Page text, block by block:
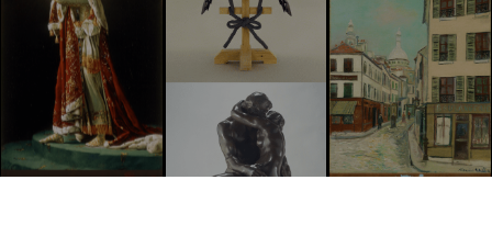
THIS IS JAPAN IN TOKYO 〜永遠の日本美術の
名宝〜 オンライン展覧会
東京富士美術館で2020年9月1日から11月29日まで開催さ
れた企画展「THIS IS JAPAN IN TOKYO 〜永遠の日本美
術の名宝〜」展のオンライン展覧会です。